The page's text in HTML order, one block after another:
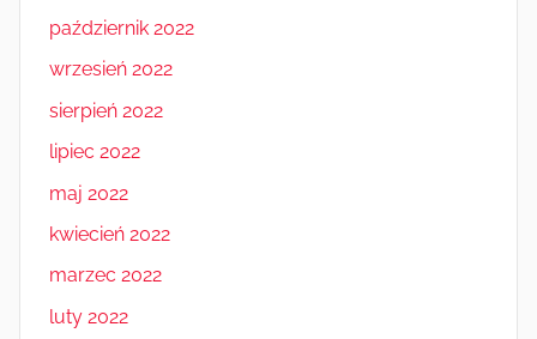
październik 2022
wrzesień 2022
sierpień 2022
lipiec 2022
maj 2022
kwiecień 2022
marzec 2022
luty 2022